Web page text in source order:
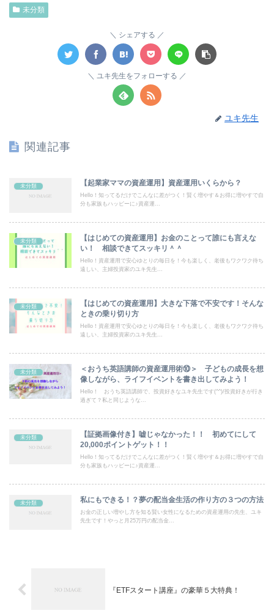
未分類
シェアする
ユキ先生をフォローする
ユキ先生
関連記事
未分類 【起業家ママの資産運用】資産運用いくらから？
Hello！知ってるだけでこんなに差がつく！賢く増やす＆お得に増やすで自
分も家族もハッピーに♪資産運...
未分類
【はじめての資産運用】お金のことって誰にも言えな
い！ 相談できてスッキリ＾＾
Hello！資産運用で安心ゆとりの毎日を！今も楽しく、老後もワクワク待ち
遠しい、主婦投資家のユキ先生...
未分類
【はじめての資産運用】大きな下落で不安です！そんな
ときの乗り切り方
Hello！資産運用で安心ゆとりの毎日を！今も楽しく、老後もワクワク待ち
遠しい、主婦投資家のユキ先生...
未分類
＜おうち英語講師の資産運用術⑩＞ 子どもの成長を想
像しながら、ライフイベントを書き出してみよう！
Hello！ おうち英語講師で、投資好きなユキ先生です(^^)/投資好きが行き
過ぎて？私と同じような...
未分類
【証拠画像付き】嘘じゃなかった！！ 初めてにして
20,000ポイントゲット！！
Hello！知ってるだけでこんなに差がつく！賢く増やす＆お得に増やすで自
分も家族もハッピーに♪資産運...
未分類 私にもできる！？夢の配当金生活の作り方の３つの方法
お金の正しい増やし方を知る賢い女性になるための資産運用の先生、ユキ
先生です！やっと月25万円の配当金...
『ETFスタート講座』の豪華５大特典！